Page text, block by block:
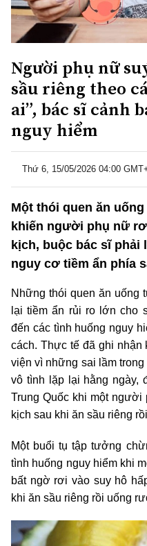
Người phụ nữ
sầu riêng theo
ai”, bác sĩ cảnh
nguy hiểm
Thứ 6, 15/05/2026 04:00
Một thói quen ăn
khiến người phụ nữ
kịch, buộc bác sĩ phải
nguy cơ tiềm ẩn phía
Những thói quen ăn
lại tiềm ẩn rủi ro lớn cho
đến các tình huống nguy
cách. Thực tế đã ghi
viện vì những sai lầm
vô tình lặp lại hằng ngày,
Trung Quốc khi một
kịch sau khi ăn sầu riêng
Một buổi tụ tập tưởng
tình huống nguy hiểm khi
bất ngờ rơi vào suy hô
khi ăn sầu riêng rồi uống